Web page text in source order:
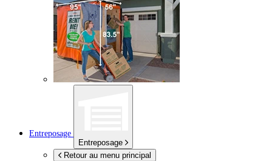
Entreposage
Entreposage
Retour au menu principal